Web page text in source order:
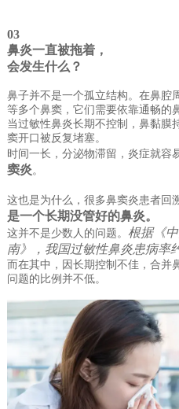
03
鼻炎一直被拖着，
会发生什么？
鼻子并不是一个孤立结构。在鼻腔
等多个鼻窦，它们需要依靠通畅的
当过敏性鼻炎长期不控制，鼻黏膜
窦开口被反复堵塞。
时间一长，分泌物滞留，炎症就容
窦炎。
这也是为什么，很多鼻窦炎患者回
是一个长期没管好的鼻炎。
这并不是少数人的问题。 根据《
南》，我国过敏性鼻炎患病率
而在其中，因长期控制不佳，合并
问题的比例并不低。